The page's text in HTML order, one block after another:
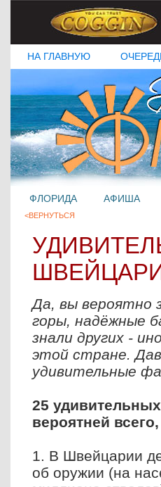
НА ГЛАВНУЮ
ФЛОРИДА АФИША
<ВЕРНУТЬСЯ
Да, вы вероятно
горы, надёжные
знали других -
этой стране.
удивительные
25
вероятней
1. В Швейцарии
об оружии (на